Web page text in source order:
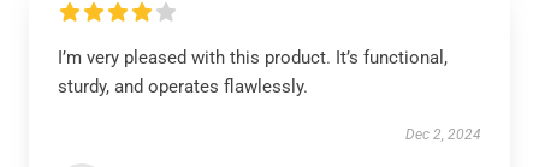
I’m very pleased with this product. It’s functional,
sturdy, and operates flawlessly.
Dec 2, 2024